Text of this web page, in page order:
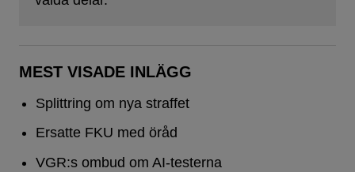
MEST VISADE INLÄGG
Splittring om nya straffet
Ersatte FKU med öråd
VGR:s ombud om AI-testerna